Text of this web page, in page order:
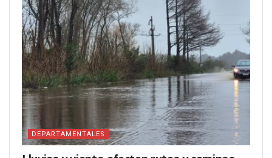
DEPARTAMENTALES